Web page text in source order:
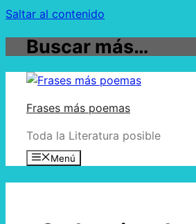
Saltar al contenido
Buscar más…
Frases más poemas
Toda la Literatura posible
Menú